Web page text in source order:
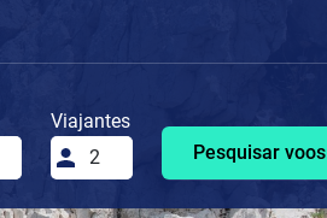
Viajantes
Pesquisar voos